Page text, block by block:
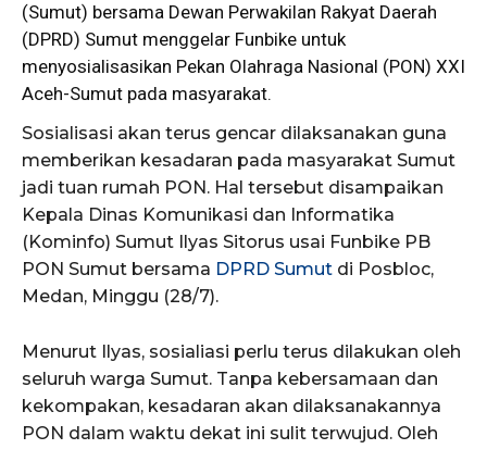
(Sumut) bersama Dewan Perwakilan Rakyat Daerah
(DPRD) Sumut menggelar Funbike untuk
menyosialisasikan Pekan Olahraga Nasional (PON) XXI
Aceh-Sumut pada masyarakat.
Sosialisasi akan terus gencar dilaksanakan guna
memberikan kesadaran pada masyarakat Sumut
jadi tuan rumah PON. Hal tersebut disampaikan
Kepala Dinas Komunikasi dan Informatika
(Kominfo) Sumut Ilyas Sitorus usai Funbike PB
PON Sumut bersama DPRD Sumut di Posbloc,
Medan, Minggu (28/7).
Menurut Ilyas, sosialiasi perlu terus dilakukan oleh
seluruh warga Sumut. Tanpa kebersamaan dan
kekompakan, kesadaran akan dilaksanakannya
PON dalam waktu dekat ini sulit terwujud. Oleh